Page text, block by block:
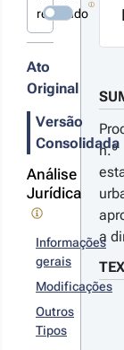
revoga
n.ºs
2006, de
2006,
8 de
revogado
Ato
Original
Versão
Consolidada
Análise
Jurídica
Informações
gerais
Modificações
Outros
Tipos
a